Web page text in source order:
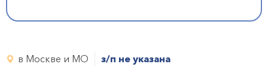
в Москве и МО
з/п не указана